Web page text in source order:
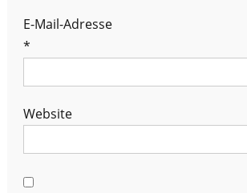
E-Mail-Adresse
*
Website